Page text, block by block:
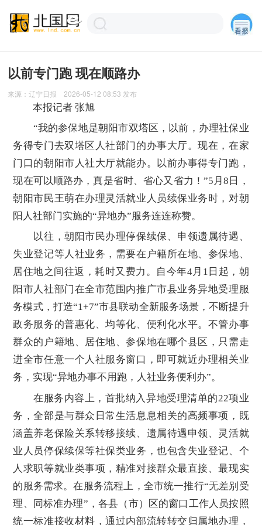
以前专门跑 现在顺路办
来源：辽宁日报 2026-05-12 08:53 发布
本报记者 张旭
“我的参保地是朝阳市双塔区，以前，办理社保业
务得专门去双塔区人社部门的办事大厅。现在，在家
门口的朝阳市人社大厅就能办。以前办事得专门跑，
现在可以顺路办，真是省时、省心又省力！”5月8日，
朝阳市民王萌在办理灵活就业人员续保业务时，对朝
阳人社部门实施的“异地办”服务连连称赞。
以往，朝阳市民办理停保续保、申领遗属待遇、
失业登记等人社业务，需要在户籍所在地、参保地、
居住地之间往返，耗时又费力。自今年4月1日起，朝
阳市人社部门在全市范围内推广市县业务异地受理服
务模式，打造“1+7”市县联动全新服务场景，不断提升
政务服务的普惠化、均等化、便利化水平。不管办事
群众的户籍地、居住地、参保地在哪个县区，只需走
进全市任意一个人社服务窗口，即可就近办理相关业
务，实现“异地办事不用跑，人社业务便利办”。
在服务内容上，首批纳入异地受理清单的22项业
务，全部是与群众日常生活息息相关的高频事项，既
涵盖养老保险关系转移接续、遗属待遇申领、灵活就
业人员停保续保等社保类业务，也包含失业登记、个
人求职等就业类事项，精准对接群众最直接、最现实
的服务需求。在服务流程上，全市统一推行“无差别受
理、同标准办理”，各县（市）区的窗口工作人员按照
统一标准接收材料，通过内部流转转交归属地办理，